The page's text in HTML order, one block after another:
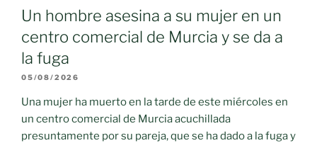
Un hombre asesina a su mujer en un
centro comercial de Murcia y se da a
la fuga
05/08/2026
Una mujer ha muerto en la tarde de este miércoles en
un centro comercial de Murcia acuchillada
presuntamente por su pareja, que se ha dado a la fuga y